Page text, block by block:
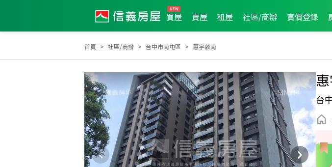
買屋 賣屋 租屋 社區/商辦 實價登錄
首頁 社區/商辦 台中市南屯區 惠宇敦南
台